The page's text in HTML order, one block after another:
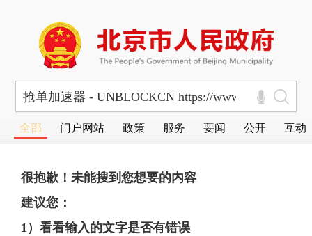
全部 门户网站 政策 服务 要闻 公开 互动
很抱歉！未能搜到您想要的内容
建议您：
1）看看输入的文字是否有错误